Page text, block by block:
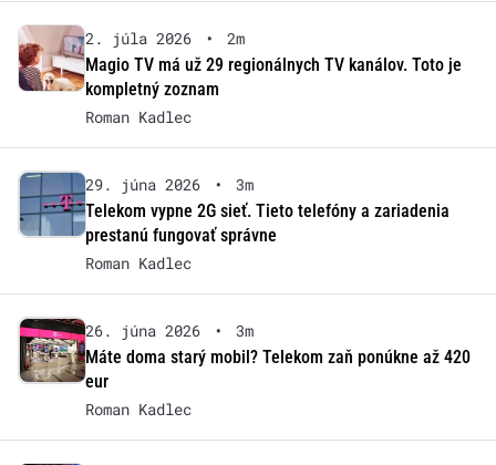
2. júla 2026 •
2m
Magio TV má už 29 regionálnych TV kanálov. Toto je
kompletný zoznam
Roman Kadlec
29. júna 2026 •
3m
Telekom vypne 2G sieť. Tieto telefóny a zariadenia
prestanú fungovať správne
Roman Kadlec
26. júna 2026 •
3m
Máte doma starý mobil? Telekom zaň ponúkne až 420
eur
Roman Kadlec